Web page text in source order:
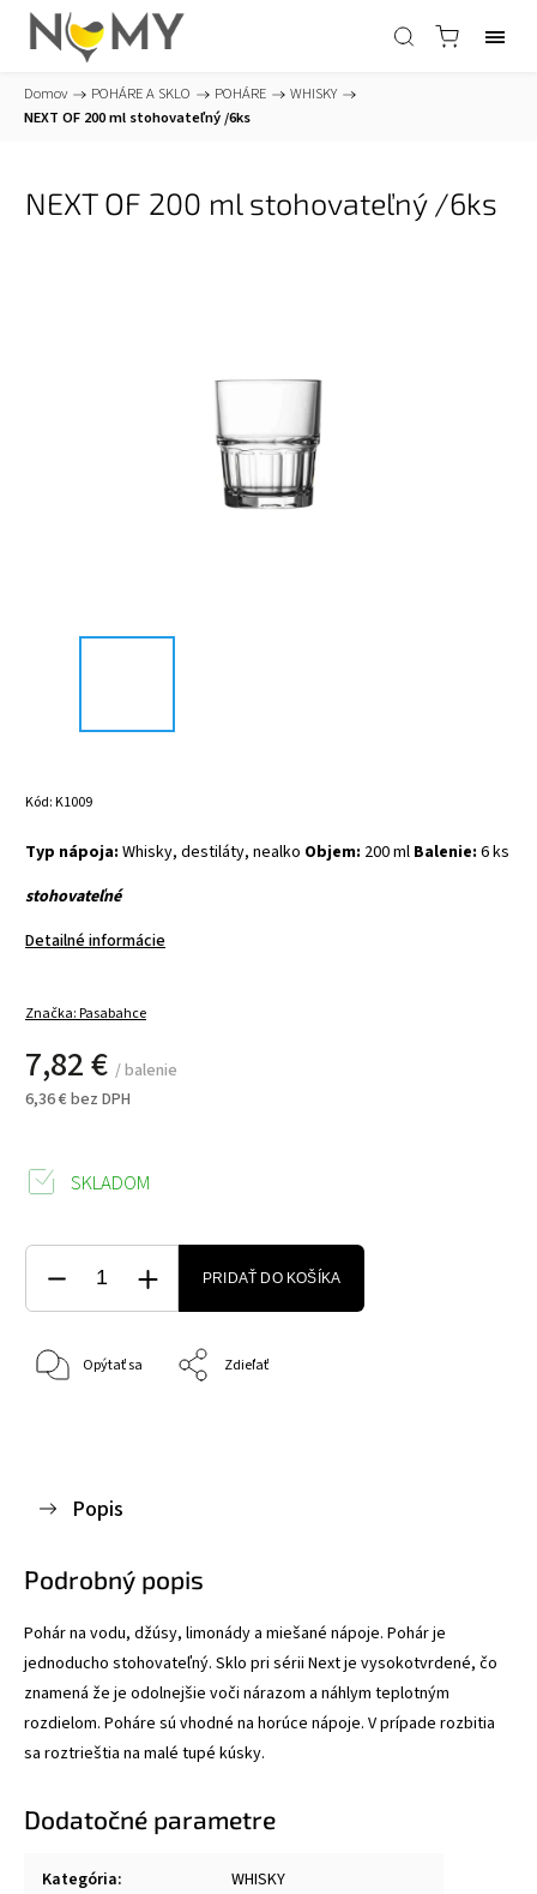
Domov / POHÁRE A SKLO / POHÁRE / WHISKY /
NEXT OF 200 ml stohovateľný /6ks
NEXT OF 200 ml stohovateľný /6ks
Kód:K1009
Typ nápoja: Whisky, destiláty, nealko Objem: 200 ml Balenie: 6 ks
stohovateľné
Detailné informácie
Značka:Pasabahce
7,82 € / balenie
6,36 € bez DPH
SKLADOM
PRIDAŤ DO KOŠÍKA
Opýtať sa Zdieľať
Popis
Podrobný popis
Pohár na vodu, džúsy, limonády a miešané nápoje. Pohár je
jednoducho stohovateľný. Sklo pri sérii Next je vysokotvrdené, čo
znamená že je odolnejšie voči nárazom a náhlym teplotným
rozdielom. Poháre sú vhodné na horúce nápoje. V prípade rozbitia
sa roztrieštia na malé tupé kúsky.
Dodatočné parametre
Kategória: WHISKY